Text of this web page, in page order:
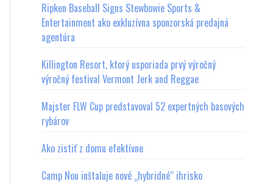
Ripken Baseball Signs Stewbowie Sports &
Entertainment ako exkluzívna sponzorská predajná
agentúra
Killington Resort, ktorý usporiada prvý výročný
výročný festival Vermont Jerk and Reggae
Majster FLW Cup predstavoval 52 expertných basových
rybárov
Ako zistiť z domu efektívne
Camp Nou inštaluje nové „hybridné“ ihrisko